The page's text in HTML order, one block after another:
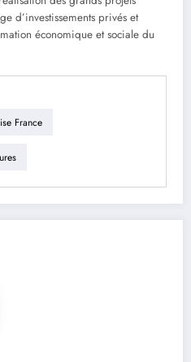
d’investissements privés et
économique et sociale du
France